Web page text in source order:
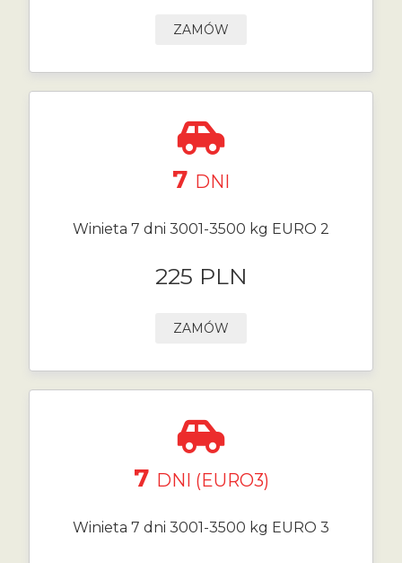
ZAMÓW
7 DNI
Winieta 7 dni 3001-3500 kg EURO 2
225 PLN
ZAMÓW
7 DNI (EURO3)
Winieta 7 dni 3001-3500 kg EURO 3